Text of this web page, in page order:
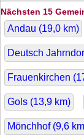
Nächsten 15
Andau (19,0 km)
Deutsch
Frauenkirchen (
Gols (13,9 km)
Mönchhof (9,6